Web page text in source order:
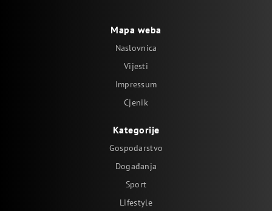
Mapa weba
Naslovnica
Vijesti
Impressum
Cjenik
Kategorije
Gospodarstvo
Događanja
Sport
Lifestyle